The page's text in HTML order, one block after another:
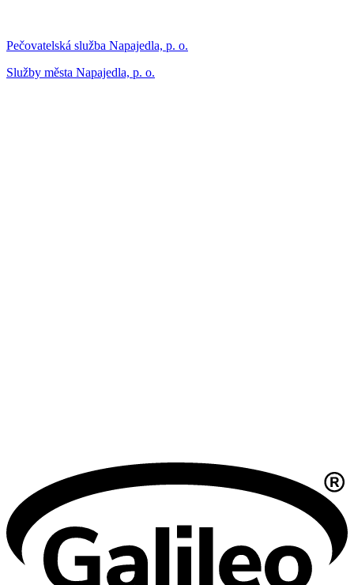
Pečovatelská služba Napajedla, p. o.
Služby města Napajedla, p. o.